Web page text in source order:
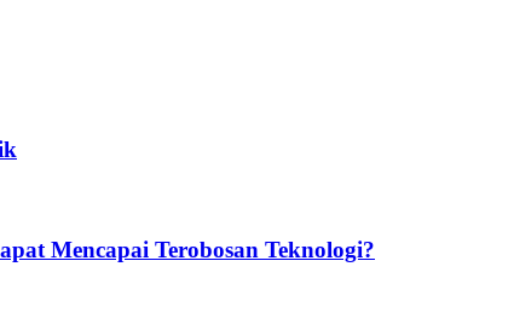
Mencapai Terobosan Teknologi?​